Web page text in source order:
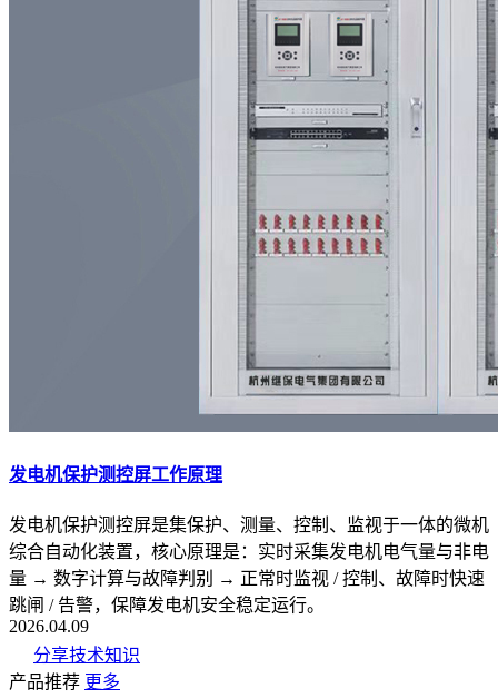
发电机保护测控屏工作原理
发电机保护测控屏是集保护、测量、控制、监视于一体的微机
综合自动化装置，核心原理是：实时采集发电机电气量与非电
量 → 数字计算与故障判别 → 正常时监视 / 控制、故障时快速
跳闸 / 告警，保障发电机安全稳定运行。
2026.04.09
分享技术知识
产品推荐 更多